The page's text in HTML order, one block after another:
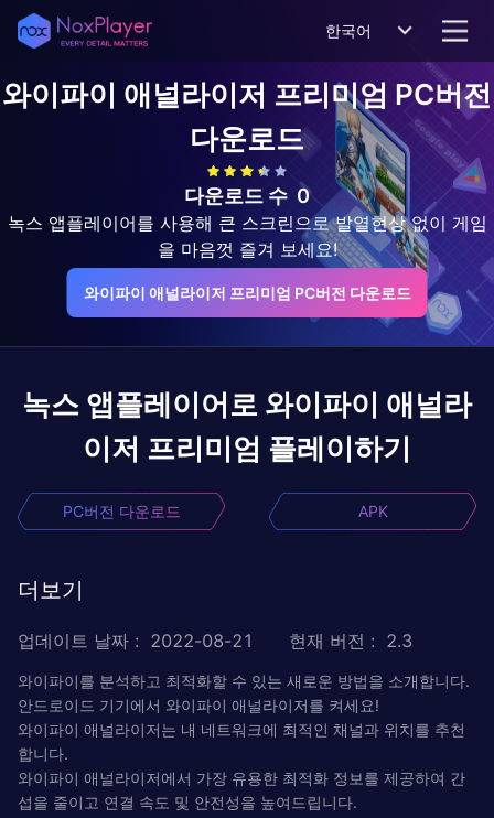
한국어
와이파이 애널라이저 프리미엄 PC버전
다운로드
다운로드 수 0
녹스 앱플레이어를 사용해 큰 스크린으로 발열현상 없이 게임
을 마음껏 즐겨 보세요!
와이파이 애널라이저 프리미엄 PC버전 다운로드
녹스 앱플레이어로 와이파이 애널라
이저 프리미엄 플레이하기
PC버전 다운로드 APK
더보기
업데이트 날짜 : 2022-08-21 현재 버전 : 2.3
와이파이를 분석하고 최적화할 수 있는 새로운 방법을 소개합니다.
안드로이드 기기에서 와이파이 애널라이저를 켜세요!
와이파이 애널라이저는 내 네트워크에 최적인 채널과 위치를 추천
합니다.
와이파이 애널라이저에서 가장 유용한 최적화 정보를 제공하여 간
섭을 줄이고 연결 속도 및 안전성을 높여드립니다.